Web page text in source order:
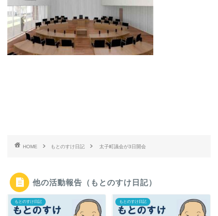
HOME もとのすけ日記 太子町議会が3日開会
他の活動報告（もとのすけ日記）
もとのすけ日記 もとのすけ日記